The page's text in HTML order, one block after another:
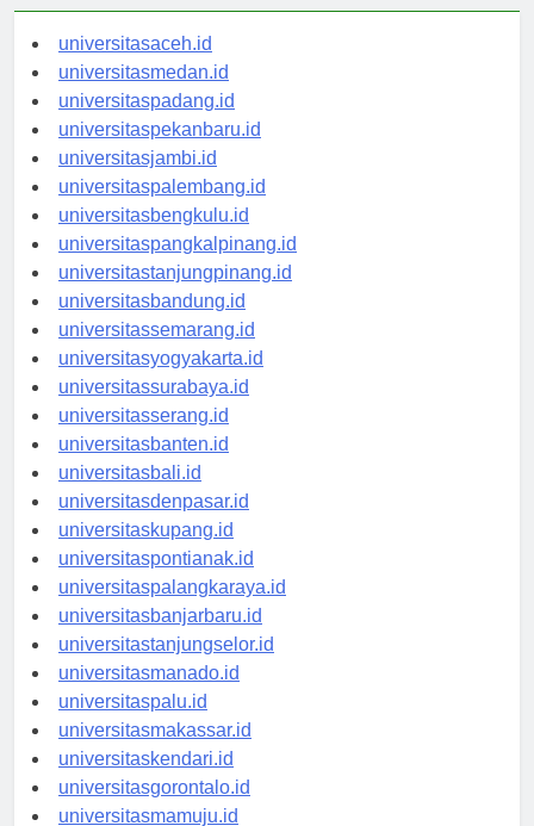
universitasaceh.id
universitasmedan.id
universitaspadang.id
universitaspekanbaru.id
universitasjambi.id
universitaspalembang.id
universitasbengkulu.id
universitaspangkalpinang.id
universitastanjungpinang.id
universitasbandung.id
universitassemarang.id
universitasyogyakarta.id
universitassurabaya.id
universitasserang.id
universitasbanten.id
universitasbali.id
universitasdenpasar.id
universitaskupang.id
universitaspontianak.id
universitaspalangkaraya.id
universitasbanjarbaru.id
universitastanjungselor.id
universitasmanado.id
universitaspalu.id
universitasmakassar.id
universitaskendari.id
universitasgorontalo.id